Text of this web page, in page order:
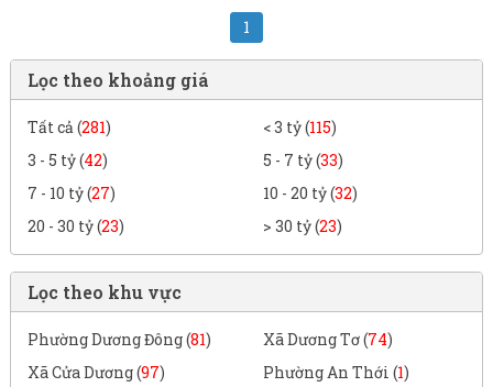
1
Lọc theo khoảng giá
Tất cả (281) < 3 tỷ (115)
3 - 5 tỷ (42) 5 - 7 tỷ (33)
7 - 10 tỷ (27) 10 - 20 tỷ (32)
20 - 30 tỷ (23) > 30 tỷ (23)
Lọc theo khu vực
Phường Dương Đông (81) Xã Dương Tơ (74)
Xã Cửa Dương (97) Phường An Thới (1)